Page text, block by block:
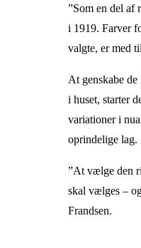
”Som en del af
i 1919. Farver
valgte, er med
At genskabe
i huset, starter
variationer i
oprindelige lag.
”At vælge den
skal vælges –
Frandsen.